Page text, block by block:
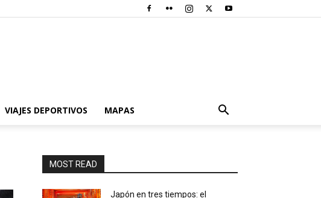
VIAJES DEPORTIVOS MAPAS
MOST READ
Japón en tres tiempos: el